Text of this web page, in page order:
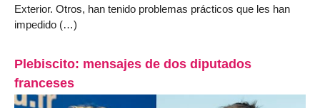
Exterior. Otros, han tenido problemas prácticos que les han
impedido (…)
Plebiscito: mensajes de dos diputados
franceses